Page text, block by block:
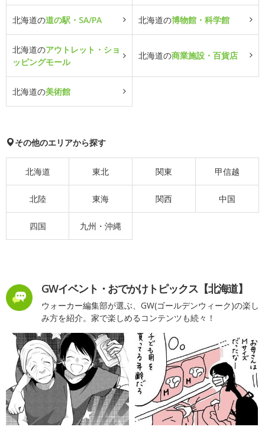
北海道の道の駅・SA/PA 北海道の博物館・科学館
北海道のアウトレット・ショ
ッピングモール
北海道の商業施設・百貨店
北海道の美術館
その他のエリアから探す
北海道 東北 関東 甲信越
北陸 東海 関西 中国
四国 九州・沖縄
GWイベント・おでかけトピックス【北海道】
ウォーカー編集部が選ぶ、GW(ゴールデンウィーク)の楽し
み方を紹介。家で楽しめるコンテンツも続々！